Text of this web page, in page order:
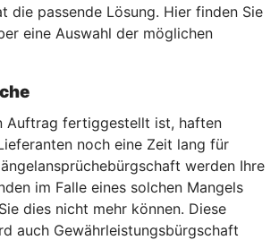
die passende Lösung. Hier finden Sie
eine Auswahl der möglichen
Auftrag fertiggestellt ist, haften
noch eine Zeit lang für
werden Ihre
im Falle eines solchen Mangels
dies nicht mehr können. Diese
auch Gewährleistungsbürgschaft